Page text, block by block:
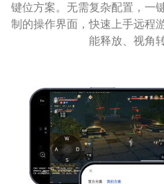
键位方案。无需复杂配置，一
制的操作界面，快速上手远程
能释放、视角